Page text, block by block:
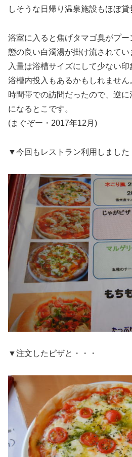
しそうな日帰り温泉施設もほぼ貸
浴室に入ると焦げタマゴ臭がプ
態の良い白濁湯が掛け流されて
入量は浴槽サイズにして少ない
浴槽内投入もあるかもしれませ
時間帯での訪問だったので、逆
になるとこです。
(まぐぞー・2017年12月)
▼今回もレストラン利用しました
▼注文したピザと・・・